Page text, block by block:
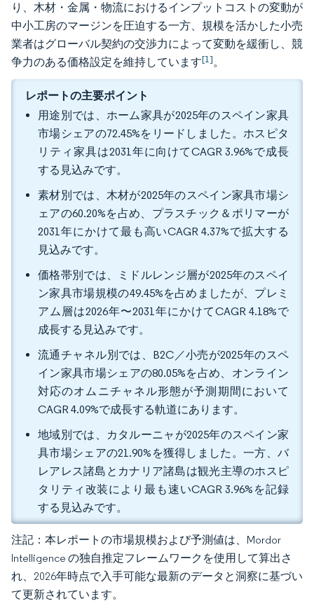
り、木材・金属・物流におけるインプットコストの変動が
中小工房のマージンを圧迫する一方、規模を活かした小売
業者はグローバル契約の交渉力によって変動を緩衝し、競
争力のある価格設定を維持しています[1]。
レポートの主要ポイント
用途別では、ホーム家具が2025年のスペイン家具
市場シェアの72.45%をリードしました。ホスピタ
リティ家具は2031年に向けてCAGR 3.96%で成長
する見込みです。
素材別では、木材が2025年のスペイン家具市場シ
ェアの60.20%を占め、プラスチック＆ポリマーが
2031年にかけて最も高いCAGR 4.37%で拡大する
見込みです。
価格帯別では、ミドルレンジ層が2025年のスペイ
ン家具市場規模の49.45%を占めましたが、プレミ
アム層は2026年〜2031年にかけてCAGR 4.18%で
成長する見込みです。
流通チャネル別では、B2C／小売が2025年のスペ
イン家具市場シェアの80.05%を占め、オンライン
対応のオムニチャネル形態が予測期間において
CAGR 4.09%で成長する軌道にあります。
地域別では、カタルーニャが2025年のスペイン家
具市場シェアの21.90%を獲得しました。一方、バ
レアレス諸島とカナリア諸島は観光主導のホスピ
タリティ改装により最も速いCAGR 3.96%を記録
する見込みです。
注記：本レポートの市場規模および予測値は、Mordor
Intelligence の独自推定フレームワークを使用して算出さ
れ、2026年時点で入手可能な最新のデータと洞察に基づい
て更新されています。